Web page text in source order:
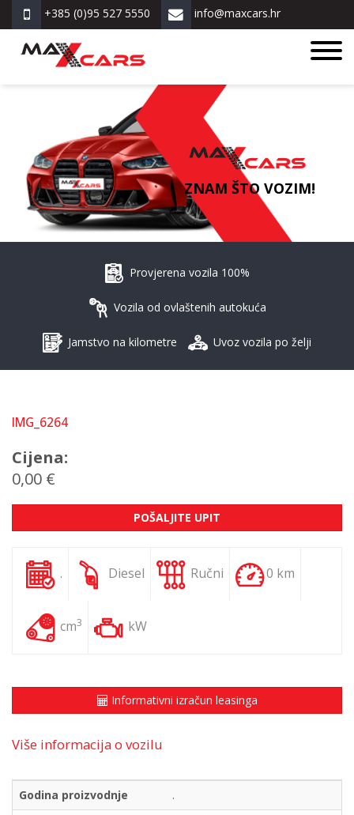
+385 (0)95 527 5550 info@maxcars.hr
ZNAM ŠTO VOZIM!
Provjerena vozila 100%
Vozila od ovlaštenih autokuća
Jamstvo na kilometre Uvoz vozila po želji
IMG_6264
Cijena:
0,00 €
POŠALJITE UPIT
. Diesel Ručni 0 km
cm3 kW
Informativni izračun leasinga
Više informacija o vozilu
Godina proizvodnje
.